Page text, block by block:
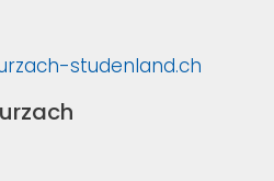
studenland.ch